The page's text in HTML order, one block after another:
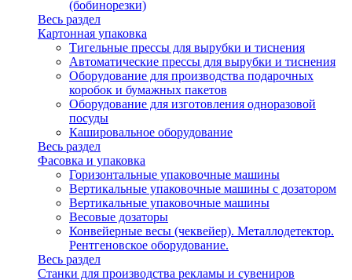
(бобинорезки)
Весь раздел
Картонная упаковка
Тигельные прессы для вырубки и тиснения
Автоматические прессы для вырубки и тиснения
Оборудование для производства подарочных
коробок и бумажных пакетов
Оборудование для изготовления одноразовой
посуды
Кашировальное оборудование
Весь раздел
Фасовка и упаковка
Горизонтальные упаковочные машины
Вертикальные упаковочные машины с дозатором
Вертикальные упаковочные машины
Весовые дозаторы
Конвейерные весы (чеквейер). Металлодетектор.
Рентгеновское оборудование.
Весь раздел
Станки для производства рекламы и сувениров